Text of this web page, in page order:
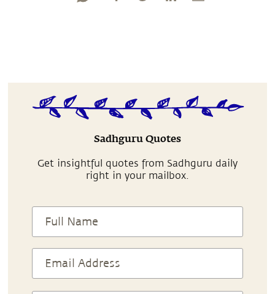
Sadhguru Quotes
Get insightful quotes from Sadhguru daily
right in your mailbox.